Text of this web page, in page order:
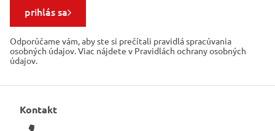
prihlás sa
Odporúčame vám, aby ste si prečítali pravidlá spracúvania
osobných údajov. Viac nájdete v Pravidlách ochrany osobných
údajov.
Kontakt